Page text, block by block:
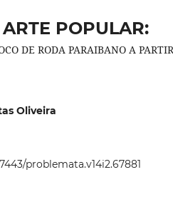
POPULAR:
DE RODA PARAIBANO A
Oliveira
problemata.v14i2.67881